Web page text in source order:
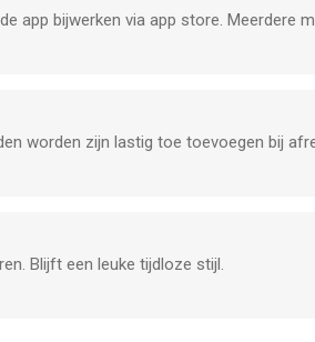
partners, zoals Spotify, Calm of
en tickets voor geweldige
sneakers in de aanbieding zijn
om te shoppen
de nieuwste sportkleding,
app bijwerken via app store. Meerdere
worden zijn lastig toe toevoegen bij
Blijft een leuke tijdloze stijl.